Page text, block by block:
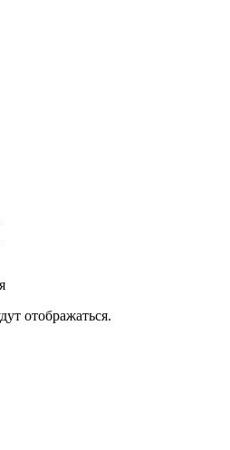
отображаться.